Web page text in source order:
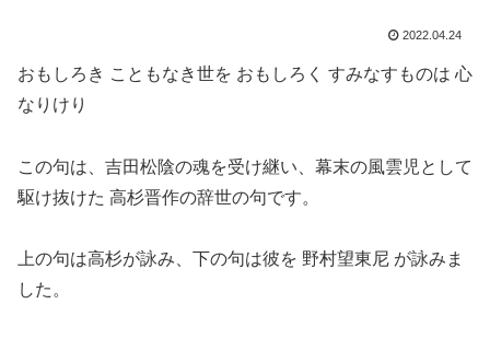
2022.04.24
おもしろき こともなき世を おもしろく すみなすものは 心
なりけり
この句は、吉田松陰の魂を受け継い、幕末の風雲児として
駆け抜けた 高杉晋作の辞世の句です。
上の句は高杉が詠み、下の句は彼を 野村望東尼 が詠みま
した。